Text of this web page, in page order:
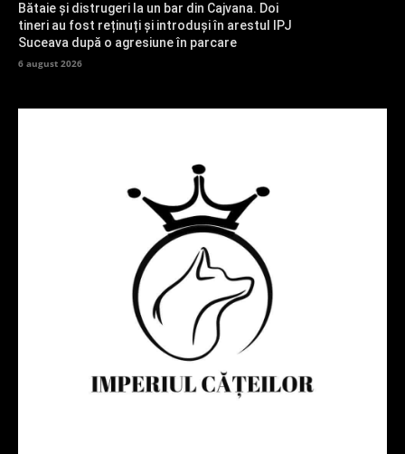
Bătaie și distrugeri la un bar din Cajvana. Doi
tineri au fost reținuți și introduși în arestul IPJ
Suceava după o agresiune în parcare
6 august 2026